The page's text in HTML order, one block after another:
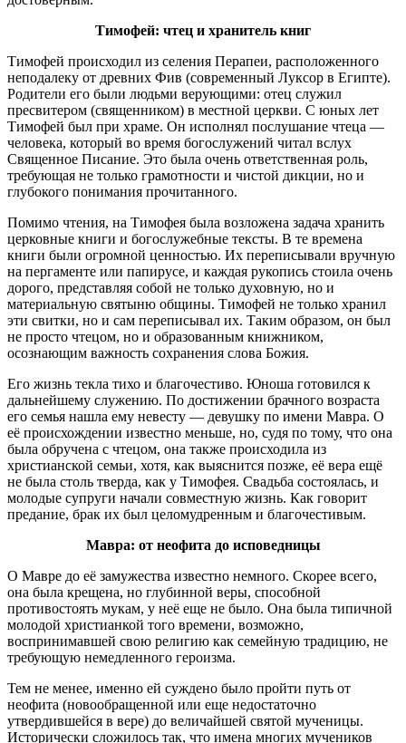
Тимофей: чтец и хранитель книг
Тимофей происходил из селения Перапеи, расположенного
неподалеку от древних Фив (современный Луксор в Египте).
Родители его были людьми верующими: отец служил
пресвитером (священником) в местной церкви. С юных лет
Тимофей был при храме. Он исполнял послушание чтеца —
человека, который во время богослужений читал вслух
Священное Писание. Это была очень ответственная роль,
требующая не только грамотности и чистой дикции, но и
глубокого понимания прочитанного.
Помимо чтения, на Тимофея была возложена задача хранить
церковные книги и богослужебные тексты. В те времена
книги были огромной ценностью. Их переписывали вручную
на пергаменте или папирусе, и каждая рукопись стоила очень
дорого, представляя собой не только духовную, но и
материальную святыню общины. Тимофей не только хранил
эти свитки, но и сам переписывал их. Таким образом, он был
не просто чтецом, но и образованным книжником,
осознающим важность сохранения слова Божия.
Его жизнь текла тихо и благочестиво. Юноша готовился к
дальнейшему служению. По достижении брачного возраста
его семья нашла ему невесту — девушку по имени Мавра. О
её происхождении известно меньше, но, судя по тому, что она
была обручена с чтецом, она также происходила из
христианской семьи, хотя, как выяснится позже, её вера ещё
не была столь тверда, как у Тимофея. Свадьба состоялась, и
молодые супруги начали совместную жизнь. Как говорит
предание, брак их был целомудренным и благочестивым.
Мавра: от неофита до исповедницы
О Мавре до её замужества известно немного. Скорее всего,
она была крещена, но глубинной веры, способной
противостоять мукам, у неё еще не было. Она была типичной
молодой христианкой того времени, возможно,
воспринимавшей свою религию как семейную традицию, не
требующую немедленного героизма.
Тем не менее, именно ей суждено было пройти путь от
неофита (новообращенной или еще недостаточно
утвердившейся в вере) до величайшей святой мученицы.
Исторически сложилось так, что имена многих мучеников